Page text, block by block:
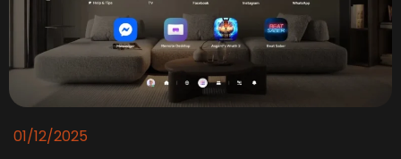
01/12/2025